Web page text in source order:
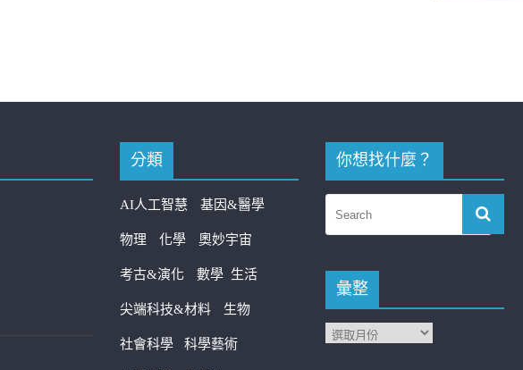
分類
AI人工智慧 基因&醫學
物理 化學 奧妙宇宙
考古&演化 數學 生活
尖端科技&材料 生物
社會科學 科學藝術
你想找什麼？
彙整